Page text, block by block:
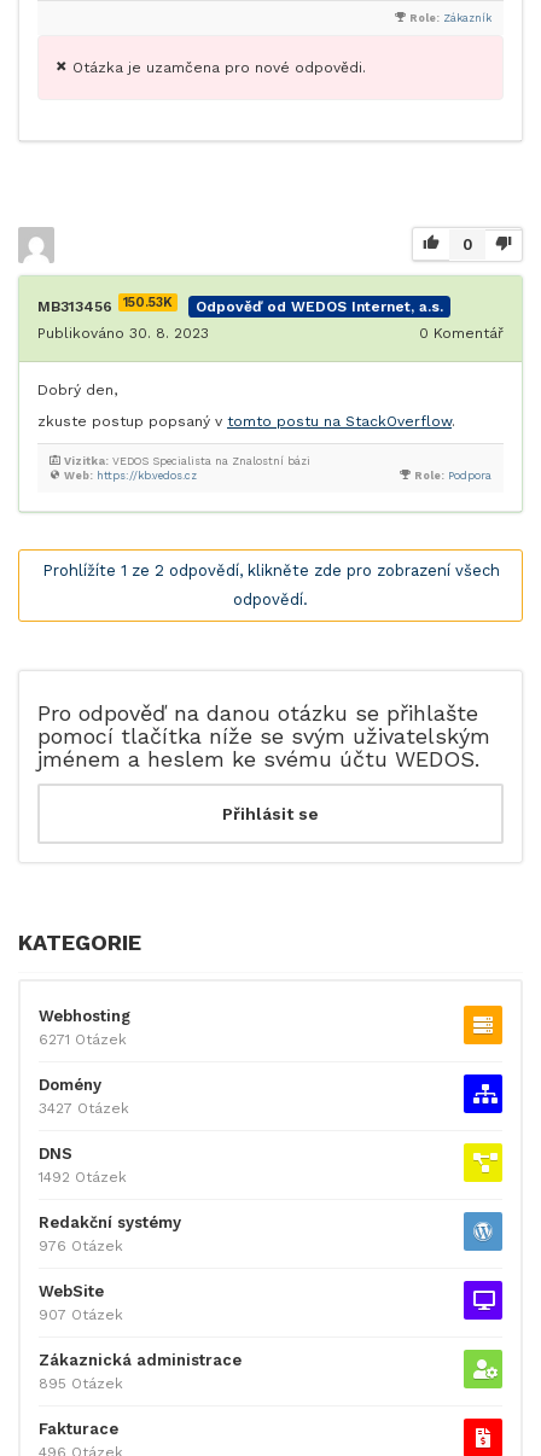
Role: Zákazník
Otázka je uzamčena pro nové odpovědi.
0
MB313456 150.53K
Odpověď od WEDOS Internet, a.s.
Publikováno 30. 8. 2023
0 Komentář
Dobrý den,
zkuste postup popsaný v tomto postu na StackOverflow.
Role: Podpora
Web: https://kb.vedos.cz
Vizitka: VEDOS Specialista na Znalostní bázi
Prohlížíte 1 ze 2 odpovědí, klikněte zde pro zobrazení všech
odpovědí.
Pro odpověď na danou otázku se přihlašte
pomocí tlačítka níže se svým uživatelským
jménem a heslem ke svému účtu WEDOS.
KATEGORIE
Webhosting
6271 Otázek
Domény
3427 Otázek
DNS
1492 Otázek
Redakční systémy
976 Otázek
WebSite
907 Otázek
Zákaznická administrace
895 Otázek
Fakturace
496 Otázek